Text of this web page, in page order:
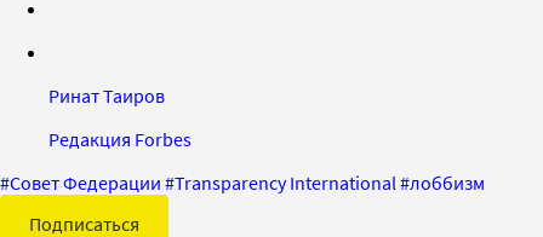
Ринат Таиров
Редакция Forbes
#Совет Федерации #Transparency International #лоббизм
Подписаться